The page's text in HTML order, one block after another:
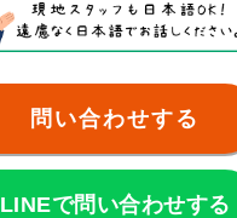
問い合わせする
LINEで問い合わせする